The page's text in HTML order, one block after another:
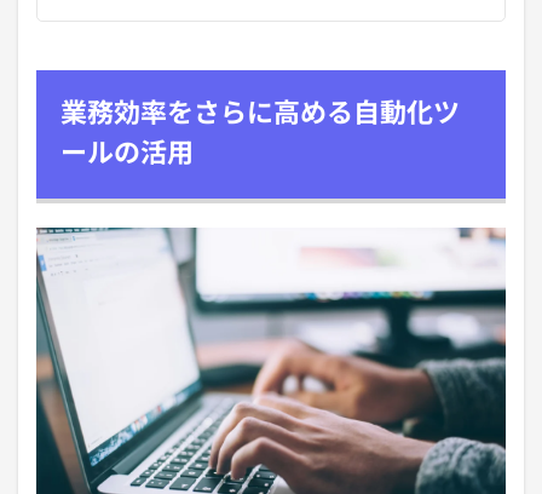
業務効率をさらに高める自動化ツ
ールの活用